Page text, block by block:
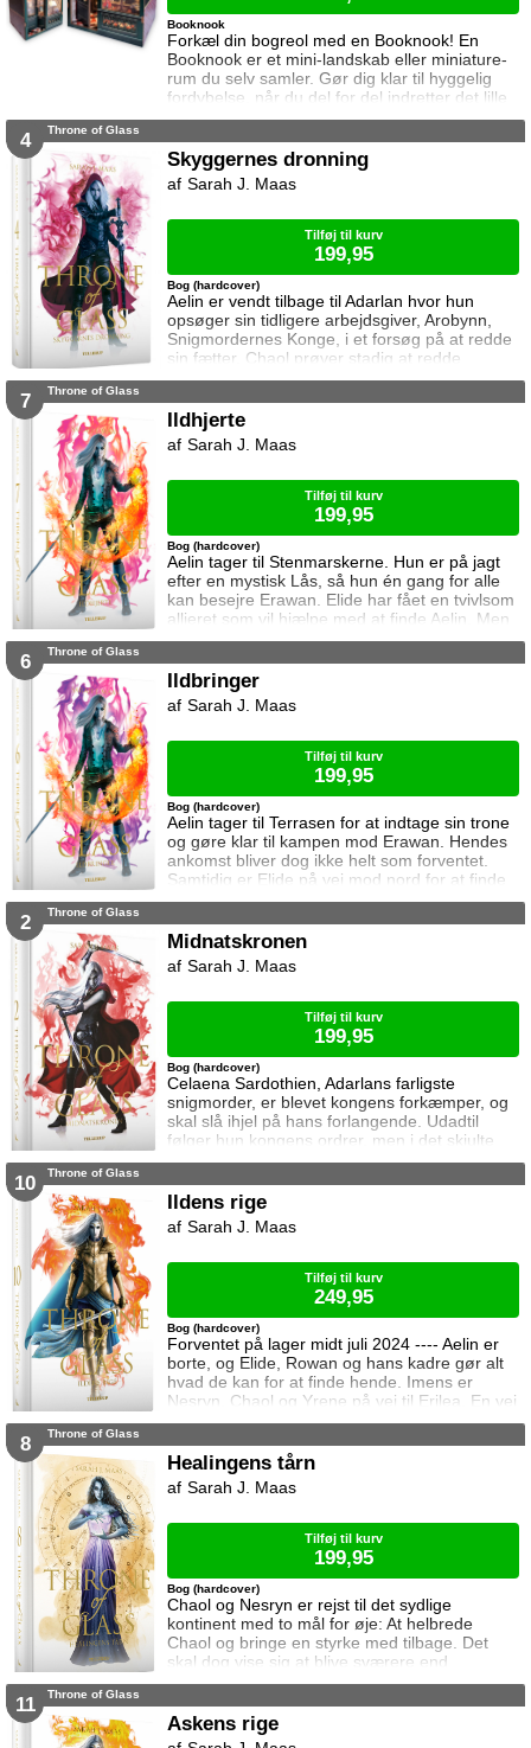
Forkæl din bogreol med en Booknook! En
Booknook er et mini-landskab eller miniature-
rum du selv samler. Gør dig klar til hyggelig
fordybelse, når du del for del indretter det lille
rum med de fineste detaljer. Med lukkede
og med det indbyggede lys, pynter den også i
mørke. I denne booknook går døren op og i til
uglens charmerende lille boghandel, som med
Booknook
4 Throne of Glass
Skyggernes dronning
Aelin er vendt tilbage til Adarlan hvor hun
opsøger sin tidligere arbejdsgiver, Arobynn,
Snigmordernes Konge, i et forsøg på at redde
sin fætter. Chaol prøver stadig at redde
Dorian, men det bliver fortsat sværere som
og orker ikke længere at kæmpe imod.
Samtidig står Manon i en svær situation.
Hertug Perrington har givet hende klare
Bog (hardcover)
Sarah J. Maas
Tilføj til kurv
199,95
7 Throne of Glass
Ildhjerte
Aelin tager til Stenmarskerne. Hun er på jagt
efter en mystisk Lås, så hun én gang for alle
kan besejre Erawan. Elide har fået en tvivlsom
allieret som vil hjælpe med at finde Aelin. Men
for hvilken pris? Manon vågner i lænker og
Dorian ikke glemme heksen der hjalp ham i
Bog (hardcover)
Sarah J. Maas
Tilføj til kurv
199,95
6 Throne of Glass
Ildbringer
Aelin tager til Terrasen for at indtage sin trone
og gøre klar til kampen mod Erawan. Hendes
ankomst bliver dog ikke helt som forventet.
Samtidig er Elide på vej mod nord for at finde
Aelin og Celaena Sardothien. Oakwaldskoven
når nogen følger efter én. Dorian forsøger at
problemer at kæmpe mod, og Manon byder
Bog (hardcover)
Sarah J. Maas
Tilføj til kurv
199,95
2 Throne of Glass
Midnatskronen
Celaena Sardothien, Adarlans farligste
snigmorder, er blevet kongens forkæmper, og
skal slå ihjel på hans forlangende. Udadtil
følger hun kongens ordrer, men i det skjulte
modarbejder hun ham. Det bliver dog stadig
vennerne, der intet kender til hendes private
oprør. Den for længst hedengangne dronning,
Elena, sætter samtidig Celaena på en svær
Bog (hardcover)
Sarah J. Maas
Tilføj til kurv
199,95
10 Throne of Glass
Ildens rige
Forventet på lager midt juli 2024 ---- Aelin er
borte, og Elide, Rowan og hans kadre gør alt
hvad de kan for at finde hende. Imens er
Nesryn, Chaol og Yrene på vej til Erilea. En vej
der fører dem forbi Chaols barndomshjem
kæmper Aedion mod Erawans fremrykkende
styrker og sin vrede over den aftale Aelin og
Lysandra har indgået. Og Dorian og Manon
Bog (hardcover)
Sarah J. Maas
Tilføj til kurv
249,95
8 Throne of Glass
Healingens tårn
Chaol og Nesryn er rejst til det sydlige
kontinent med to mål for øje: At helbrede
Chaol og bringe en styrke med tilbage. Det
skal dog vise sig at blive sværere end
forventet, for khaganen, det sydlige kontinents
træffe en beslutning her og nu. Da en healer
bliver myrdet under mystiske omstændigheder,
Bog (hardcover)
Sarah J. Maas
Tilføj til kurv
199,95
11 Throne of Glass
Askens rige